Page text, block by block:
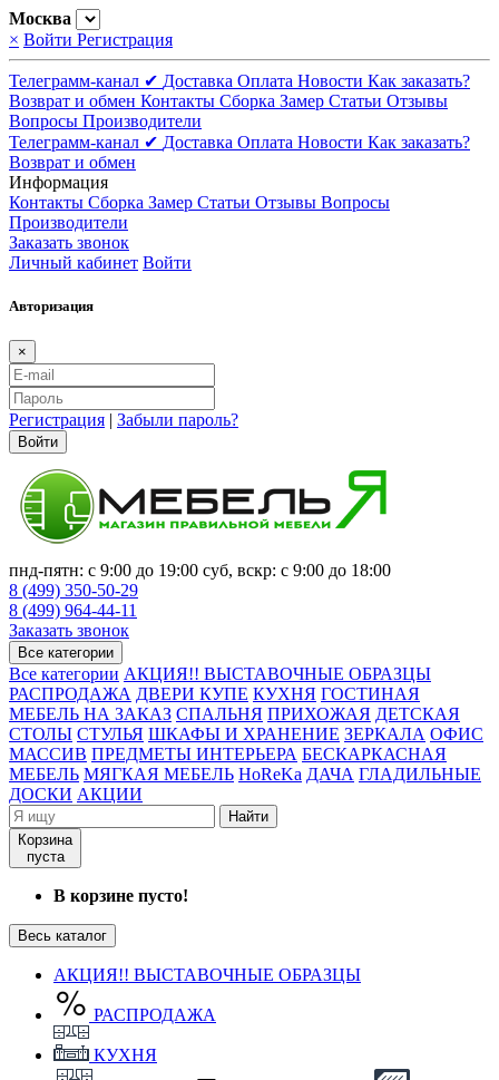
Москва
× Войти Регистрация
Телеграмм-канал ✔ Доставка Оплата Новости Как заказать?
Возврат и обмен Контакты Сборка Замер Статьи Отзывы
Вопросы Производители
Телеграмм-канал ✔ Доставка Оплата Новости Как заказать?
Возврат и обмен
Информация
Контакты Сборка Замер Статьи Отзывы Вопросы
Производители
Заказать звонок
Личный кабинет Войти
Авторизация
×
Регистрация | Забыли пароль?
Войти
пнд-пятн: с 9:00 до 19:00 суб, вскр: с 9:00 до 18:00
8 (499) 350-50-29
8 (499) 964-44-11
Заказать звонок
Все категории
Все категории АКЦИЯ!! ВЫСТАВОЧНЫЕ ОБРАЗЦЫ
РАСПРОДАЖА ДВЕРИ КУПЕ КУХНЯ ГОСТИНАЯ
МЕБЕЛЬ НА ЗАКАЗ СПАЛЬНЯ ПРИХОЖАЯ ДЕТСКАЯ
СТОЛЫ СТУЛЬЯ ШКАФЫ И ХРАНЕНИЕ ЗЕРКАЛА ОФИС
МАССИВ ПРЕДМЕТЫ ИНТЕРЬЕРА БЕСКАРКАСНАЯ
МЕБЕЛЬ МЯГКАЯ МЕБЕЛЬ HoReKa ДАЧА ГЛАДИЛЬНЫЕ
ДОСКИ АКЦИИ
Найти
Корзина
пуста
В корзине пусто!
Весь каталог
АКЦИЯ!! ВЫСТАВОЧНЫЕ ОБРАЗЦЫ
РАСПРОДАЖА
КУХНЯ